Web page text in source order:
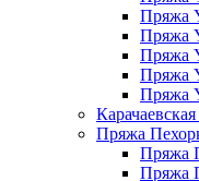
Пряжа
Пряжа
Пряжа
Пряжа
Пряжа
Пряжа
Пряжа
Пряжа